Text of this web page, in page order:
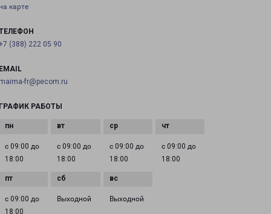
карте
(388) 222 05 90
fr@pecom.ru
РАБОТЫ
с 09:00 до
18:00
с 09:00 до
18:00
с 09:00 до
18:00
с 09:00 до
18:00
с 09:00 до
18:00
Выходной Выходной